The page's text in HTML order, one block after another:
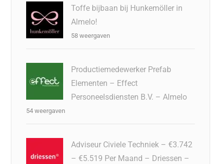
Toffe bijbaan bij Hunkemöller in
Almelo!
58 weergaven
Productiemedewerker Prefab
Elementen – Effect
Personeelsdiensten B.V. – Almelo
54 weergaven
Adviseur Civiele Techniek – €3.742
– €5.519 Per Maand – Driessen –